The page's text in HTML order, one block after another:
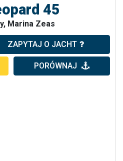
45
Marina Zeas
ZAPYTAJ O JACHT
PORÓWNAJ